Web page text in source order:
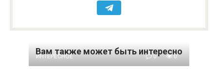
Вам также может быть интересно
ИНТЕРЕСНОЕ 0 0